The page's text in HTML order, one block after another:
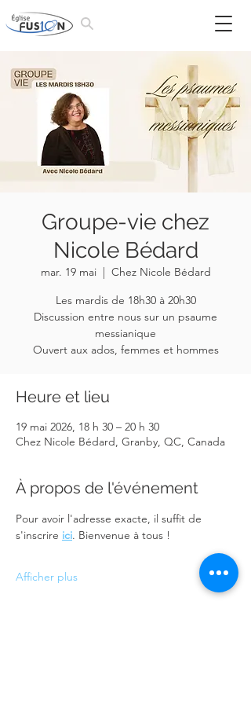
Groupe-vie chez
Nicole Bédard
mar. 19 mai
  |
Chez Nicole Bédard
Les mardis de 18h30 à 20h30
Discussion entre nous sur un psaume
messianique
Ouvert aux ados, femmes et hommes
Heure et lieu
19 mai 2026, 18 h 30 – 20 h 30
Chez Nicole Bédard, Granby, QC, Canada
À propos de l'événement
Pour avoir l'adresse exacte, il suffit de
s'inscrire ici. Bienvenue à tous !
Afficher plus